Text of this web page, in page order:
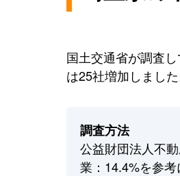
国土交通省が調査
は25社増加しました
調査方法
公益財団法人不
業：14.4%を参考